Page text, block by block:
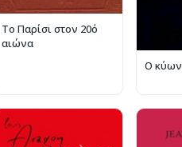
Το Παρίσι στον 20ό
αιώνα
Ο κύων